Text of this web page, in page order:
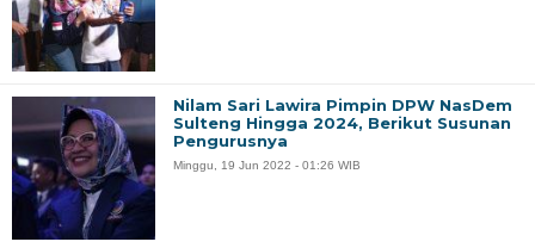
Nilam Sari Lawira Pimpin DPW NasDem
Sulteng Hingga 2024, Berikut Susunan
Pengurusnya
Minggu, 19 Jun 2022 - 01:26 WIB